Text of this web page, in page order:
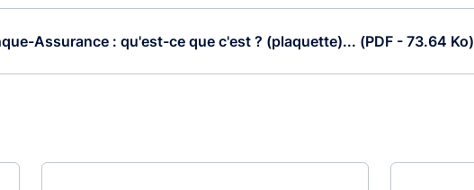
Assurance : qu'est-ce que c'est ? (plaquette)... (PDF - 73.64 Ko)